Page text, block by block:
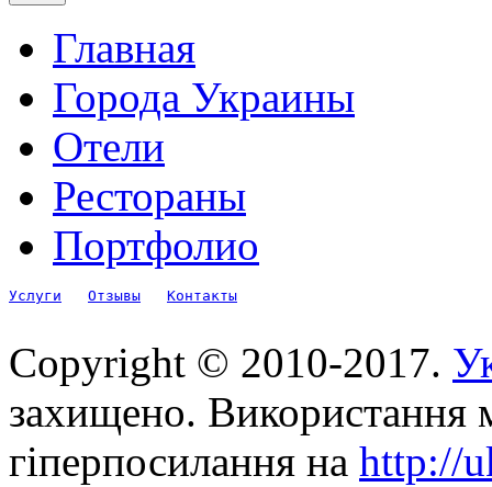
Главная
Города Украины
Отели
Рестораны
Портфолио
Услуги Отзывы Контакты
Copyright © 2010-2017.
захищено. Використання
гіперпосилання на http://